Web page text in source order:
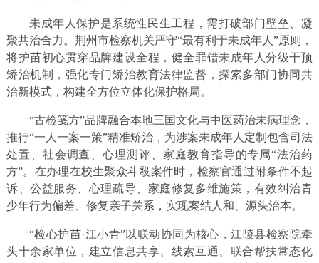
未成年人保护是系统性民生工程，需打破部门壁垒、凝
聚共治合力。荆州市检察机关严守“最有利于未成年人”原则，
将护苗初心贯穿品牌建设全程，健全罪错未成年人分级干预
矫治机制，强化专门矫治教育法律监督，探索多部门协同共
治新模式，构建全方位立体化保护格局。
“古检笺方”品牌融合本地三国文化与中医药治未病理念，
推行“一人一案一策”精准矫治，为涉案未成年人定制包含司法
处置、社会调查、心理测评、家庭教育指导的专属“法治药
方”。在办理在校生聚众斗殴案件时，检察官通过附条件不起
诉、公益服务、心理疏导、家庭修复多维施策，有效纠治青
少年行为偏差、修复亲子关系，实现案结人和、源头治本。
“检心护苗·江小青”以联动协同为核心，江陵县检察院牵
头十余家单位，建立信息共享、线索互通、联合帮扶常态化